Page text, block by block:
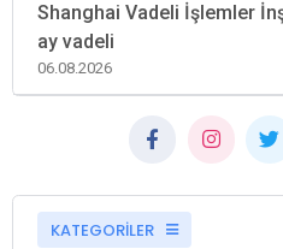
Shanghai Vadeli İşlemler
ay vadeli
06.08.2026
KATEGORİLER